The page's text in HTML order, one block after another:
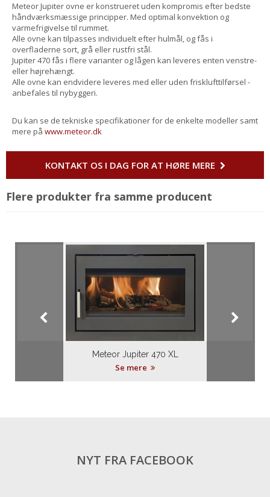
Meteor Jupiter ovne er konstrueret uden kompromis efter bedste
håndværksmæssige principper. Med optimal konvektion og
varmefrigivelse til rummet.
Alle ovne kan tilpasses individuelt efter hulmål, og fås i
overfladerne sort, grå eller rustfri stål.
Jupiter 470 fås i flere varianter og lågen kan leveres enten venstre-
eller højrehængt.
Alle ovne kan endvidere leveres med eller uden frisklufttilførsel -
anbefales til nybyggeri.
Du kan se de tekniske specifikationer for de enkelte modeller samt
mere på www.meteor.dk
KONTAKT OS I DAG FOR AT HØRE MERE
Flere produkter fra samme producent
Meteor Jupiter 470 XL
Se mere
NYT FRA FACEBOOK